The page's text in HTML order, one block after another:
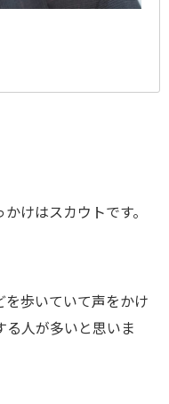
けはスカウトです。
を歩いていて声をかけ
る人が多いと思いま